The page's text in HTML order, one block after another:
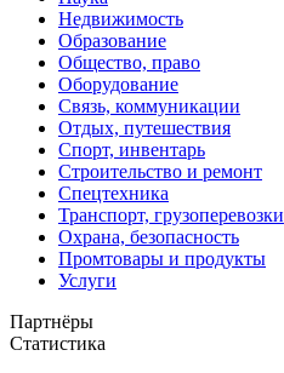
Недвижимость
Образование
Общество, право
Оборудование
Связь, коммуникации
Отдых, путешествия
Спорт, инвентарь
Строительство и ремонт
Спецтехника
Транспорт, грузоперевозки
Охрана, безопасность
Промтовары и продукты
Услуги
Партнёры
Статистика